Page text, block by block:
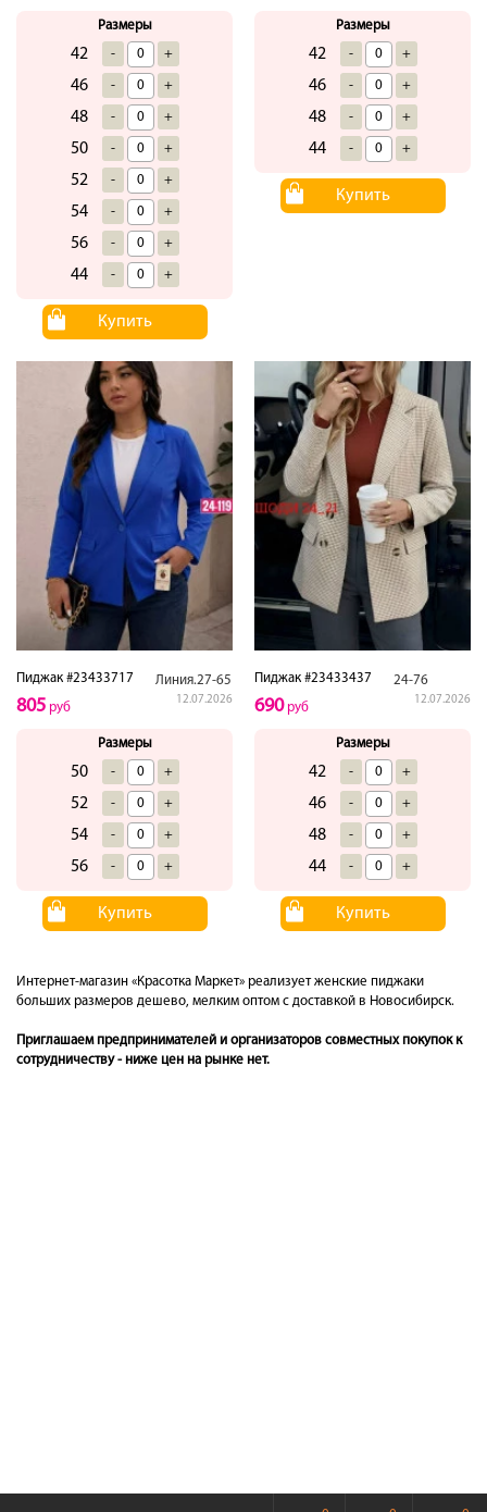
Размеры
42 - +
46 - +
48 - +
50 - +
52 - +
54 - +
56 - +
44 - +
Купить
Размеры
42 - +
46 - +
48 - +
44 - +
Купить
Пиджак #23433717 Линия.27-65
12.07.2026
805 руб
Размеры
50 - +
52 - +
54 - +
56 - +
Купить
Пиджак #23433437 24-76
12.07.2026
690руб
Размеры
42 - +
46 - +
48 - +
44 - +
Купить
Интернет-магазин «Красотка Маркет» реализует женские пиджаки
больших размеров дешево, мелким оптом с доставкой в Новосибирск.
Приглашаем предпринимателей и организаторов совместных покупок к
сотрудничеству - ниже цен на рынке нет.